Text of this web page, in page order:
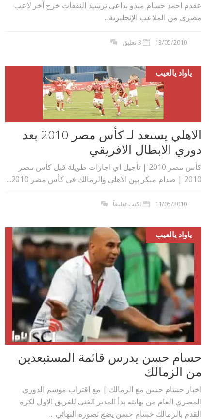
عقدم احمد حسام ميدو بداعي ترشيد النفقات خرج آخر لاعب
مصري من الملاعب الإنجليزية...
13/05/2010 3 تعليق
ياواد يالعيب
الاهلي يستعد لـ كأس مصر 2010 بعد
دوري الابطال الافريقي
كأس مصر 2010 | تأجيل اي اجازات طويلة قبل كأس مصر
2010 | صدام مبكر بين الاهلي والزمالك في كأس مصر 2010...
11/05/2010 اكتب تعليقاً
ياواد يالعيب
حسام حسن يدرس قائمة المستبعدين
من الزمالك
اخبار حسام حسن مع الزمالك | مع اقتراب موسم الدوري
المصري العام من نهايته بدأ المدير الفني للفريق الاول لكرة
القدم بالزمالك حسام حسن يضع تصوره النهائي ...